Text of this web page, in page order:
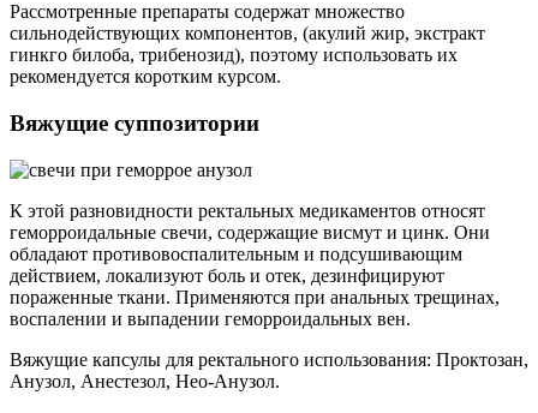
Рассмотренные препараты содержат множество
сильнодействующих компонентов, (акулий жир, экстракт
гинкго билоба, трибенозид), поэтому использовать их
рекомендуется коротким курсом.
Вяжущие суппозитории
К этой разновидности ректальных медикаментов относят
геморроидальные свечи, содержащие висмут и цинк. Они
обладают противовоспалительным и подсушивающим
действием, локализуют боль и отек, дезинфицируют
пораженные ткани. Применяются при анальных трещинах,
воспалении и выпадении геморроидальных вен.
Вяжущие капсулы для ректального использования: Проктозан,
Анузол, Анестезол, Нео-Анузол.